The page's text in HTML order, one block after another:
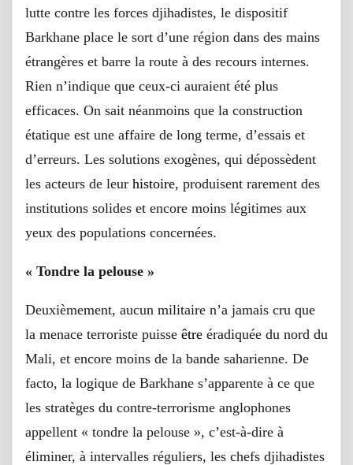
lutte contre les forces djihadistes, le dispositif
Barkhane place le sort d’une région dans des mains
étrangères et barre la route à des recours internes.
Rien n’indique que ceux-ci auraient été plus
efficaces. On sait néanmoins que la construction
étatique est une affaire de long terme, d’essais et
d’erreurs. Les solutions exogènes, qui dépossèdent
les acteurs de leur histoire, produisent rarement des
institutions solides et encore moins légitimes aux
yeux des populations concernées.
« Tondre la pelouse »
Deuxièmement, aucun militaire n’a jamais cru que
la menace terroriste puisse être éradiquée du nord du
Mali, et encore moins de la bande saharienne. De
facto, la logique de Barkhane s’apparente à ce que
les stratèges du contre-terrorisme anglophones
appellent « tondre la pelouse », c’est-à-dire à
éliminer, à intervalles réguliers, les chefs djihadistes